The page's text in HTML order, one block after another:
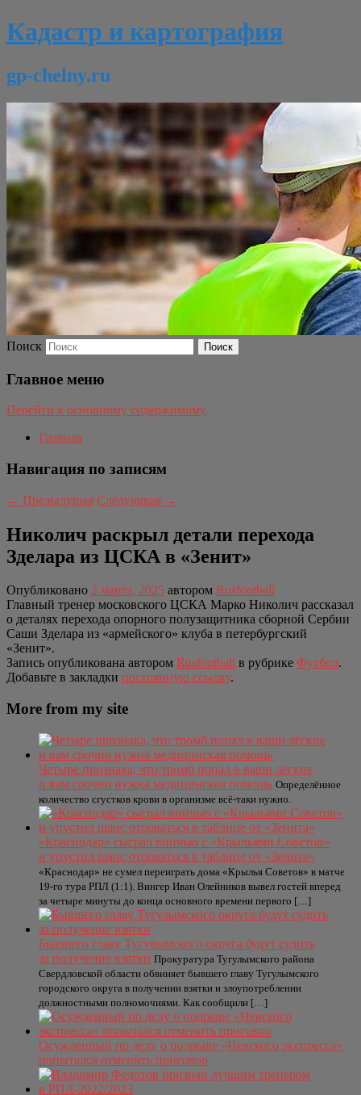
Кадастр и картография
gp-chelny.ru
Поиск
Главное меню
Перейти к основному содержимому
Главная
Навигация по записям
← Предыдущая Следующая →
Николич раскрыл детали перехода
Зделара из ЦСКА в «Зенит»
Опубликовано 2 марта, 2025 автором Rusfootball
Главный тренер московского ЦСКА Марко Николич рассказал
о деталях перехода опорного полузащитника сборной Сербии
Саши Зделара из «армейского» клуба в петербургский
«Зенит».
Запись опубликована автором Rusfootball в рубрике Футбол.
Добавьте в закладки постоянную ссылку.
More from my site
Четыре признака, что тромб попал в ваши лёгкие
и вам срочно нужна медицинская помощь Определённое
количество сгустков крови в организме всё-таки нужно.
«Краснодар» сыграл вничью с «Крыльями Советов»
и упустил шанс оторваться в таблице от «Зенита»
«Краснодар» не сумел переиграть дома «Крылья Советов» в матче
19-го тура РПЛ (1:1). Вингер Иван Олейников вывел гостей вперед
за четыре минуты до конца основного времени первого […]
Бывшего главу Тугулымского округа будут судить
за получение взятки Прокуратура Тугулымского района
Свердловской области обвиняет бывшего главу Тугулымского
городского округа в получении взятки и злоупотреблении
должностными полномочиями. Как сообщили […]
Осужденный по делу о подрыве «Невского экспресса»
попытался отменить приговор